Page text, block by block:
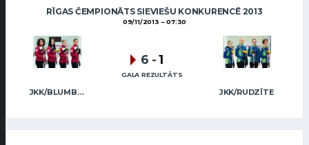
RĪGAS ČEMPIONĀTS SIEVIEŠU KONKURENCĒ 2013
09/11/2013 07:30
JKK/BLUMBERGA-BĒRZIŅA JKK/RUDZĪTE
6 -1
GALA REZULTĀTS